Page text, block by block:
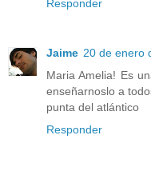
Responder
Jaime 20 de enero
Maria Amelia! Es
enseñarnoslo a
punta del atlántico
Responder